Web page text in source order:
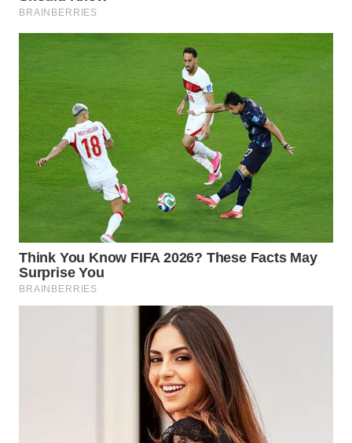
TAPANULI
SAMOSIR
WN
PADANG
LAWAS
WN
SUMEDANG
WN
CIANJUR